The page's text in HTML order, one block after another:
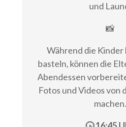
und
📸
Während die
basteln, können die
Abendessen
Fotos und Videos von
machen.